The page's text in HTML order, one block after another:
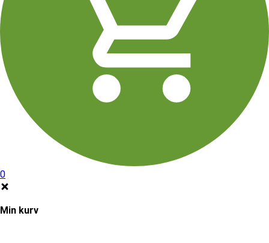
0
Min kurv